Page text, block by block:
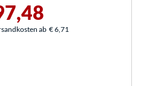
ab € 6,71